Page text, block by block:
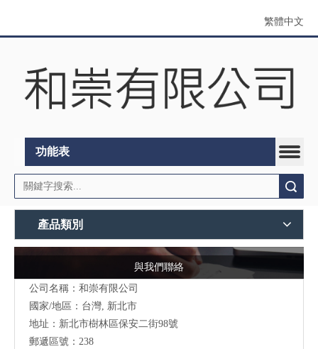
繁體中文
功能表
產品類別
與我們聯絡
公司名稱：和崇有限公司
國家/地區：台灣, 新北市
地址： 新北市樹林區保安二街98號
郵遞區號：238